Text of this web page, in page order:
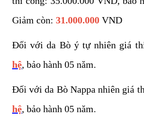
Giảm còn: 31.000.000 VND
Đối với da Bò ý tự nhiên giá
hệ, bảo hành 05 năm.
Đối với da Bò Nappa nhiên giá
hệ, bảo hành 05 năm.